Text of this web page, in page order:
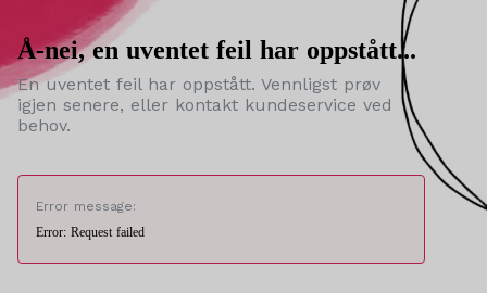
Å-nei, en uventet feil har oppstått...
En uventet feil har oppstått. Vennligst prøv
igjen senere, eller kontakt kundeservice ved
behov.
Error message:
Error: Request failed